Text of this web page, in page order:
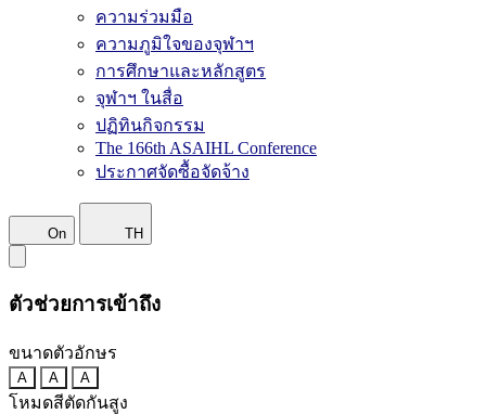
ความร่วมมือ
ความภูมิใจของจุฬาฯ
การศึกษาและหลักสูตร
จุฬาฯ ในสื่อ
ปฏิทินกิจกรรม
The 166th ASAIHL Conference
ประกาศจัดซื้อจัดจ้าง
On TH
ตัวช่วยการเข้าถึง
ขนาดตัวอักษร
A A A
โหมดสีตัดกันสูง